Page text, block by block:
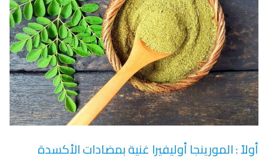
أولاً : المورينجا أوليفيرا غنية بمضادات الأكسدة